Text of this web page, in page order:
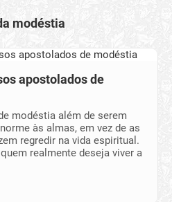
modéstia
apostolados de
modéstia além de serem
às almas, em vez de as
regredir na vida espiritual.
realmente deseja viver a